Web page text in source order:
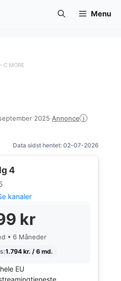
Menu
- C MORE
2025·Annonce i
Data sidst hentet: 02-07-2026
4
kanaler
kr
• 6 Måneder
1.794 kr. / 6 md.
EU